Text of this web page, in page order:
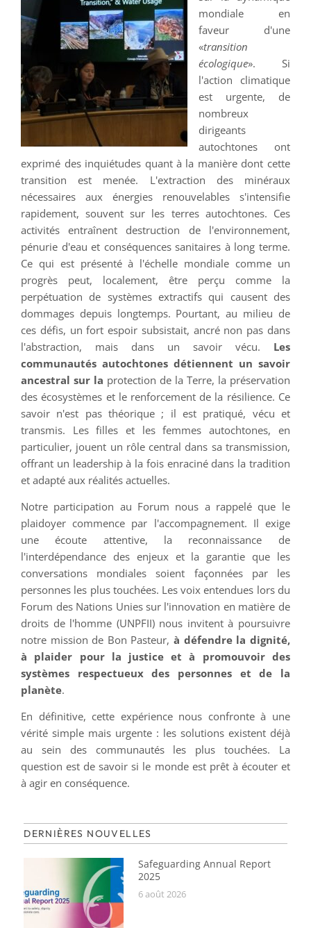
mondiale en
faveur d'une
«transition
écologique». Si
l'action climatique
est urgente, de
nombreux
dirigeants
autochtones ont
exprimé des inquiétudes quant à la manière dont cette
transition est menée. L'extraction des minéraux
nécessaires aux énergies renouvelables s'intensifie
rapidement, souvent sur les terres autochtones. Ces
activités entraînent destruction de l'environnement,
pénurie d'eau et conséquences sanitaires à long terme.
Ce qui est présenté à l'échelle mondiale comme un
progrès peut, localement, être perçu comme la
perpétuation de systèmes extractifs qui causent des
dommages depuis longtemps. Pourtant, au milieu de
ces défis, un fort espoir subsistait, ancré non pas dans
l'abstraction, mais dans un savoir vécu. Les
communautés autochtones détiennent un savoir
ancestral sur la protection de la Terre, la préservation
des écosystèmes et le renforcement de la résilience. Ce
savoir n'est pas théorique ; il est pratiqué, vécu et
transmis. Les filles et les femmes autochtones, en
particulier, jouent un rôle central dans sa transmission,
offrant un leadership à la fois enraciné dans la tradition
et adapté aux réalités actuelles.
Notre participation au Forum nous a rappelé que le
plaidoyer commence par l'accompagnement. Il exige
une écoute attentive, la reconnaissance de
l'interdépendance des enjeux et la garantie que les
conversations mondiales soient façonnées par les
personnes les plus touchées. Les voix entendues lors du
Forum des Nations Unies sur l'innovation en matière de
droits de l'homme (UNPFII) nous invitent à poursuivre
notre mission de Bon Pasteur,à défendre la dignité,
à plaider pour la justice et à promouvoir des
systèmes respectueux des personnes et de la
planète.
En définitive, cette expérience nous confronte à une
vérité simple mais urgente : les solutions existent déjà
au sein des communautés les plus touchées. La
question est de savoir si le monde est prêt à écouter et
à agir en conséquence.
DERNIÈRES NOUVELLES
Safeguarding Annual Report
2025
6 août 2026